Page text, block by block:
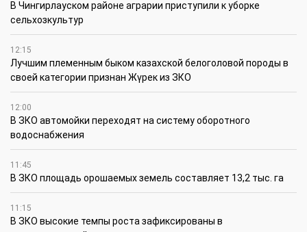
В Чингирлауском районе аграрии приступили к уборке
сельхозкультур
12:15
Лучшим племенным быком казахской белоголовой породы в
своей категории признан Жүрек из ЗКО
12:00
В ЗКО автомойки переходят на систему оборотного
водоснабжения
11:45
В ЗКО площадь орошаемых земель составляет 13,2 тыс. га
11:15
В ЗКО высокие темпы роста зафиксированы в